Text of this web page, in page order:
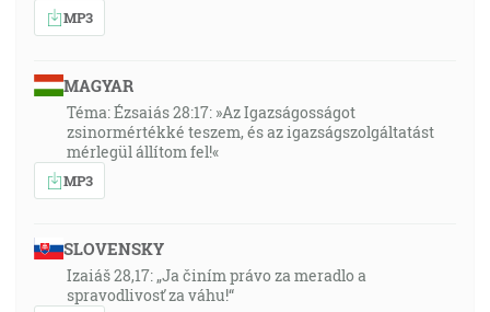
MP3
MAGYAR
Téma: Ézsaiás 28:17: »Az Igazságosságot
zsinormértékké teszem, és az igazságszolgáltatást
mérlegül állítom fel!«
MP3
SLOVENSKY
Izaiáš 28,17: „Ja činím právo za meradlo a
spravodlivosť za váhu!“